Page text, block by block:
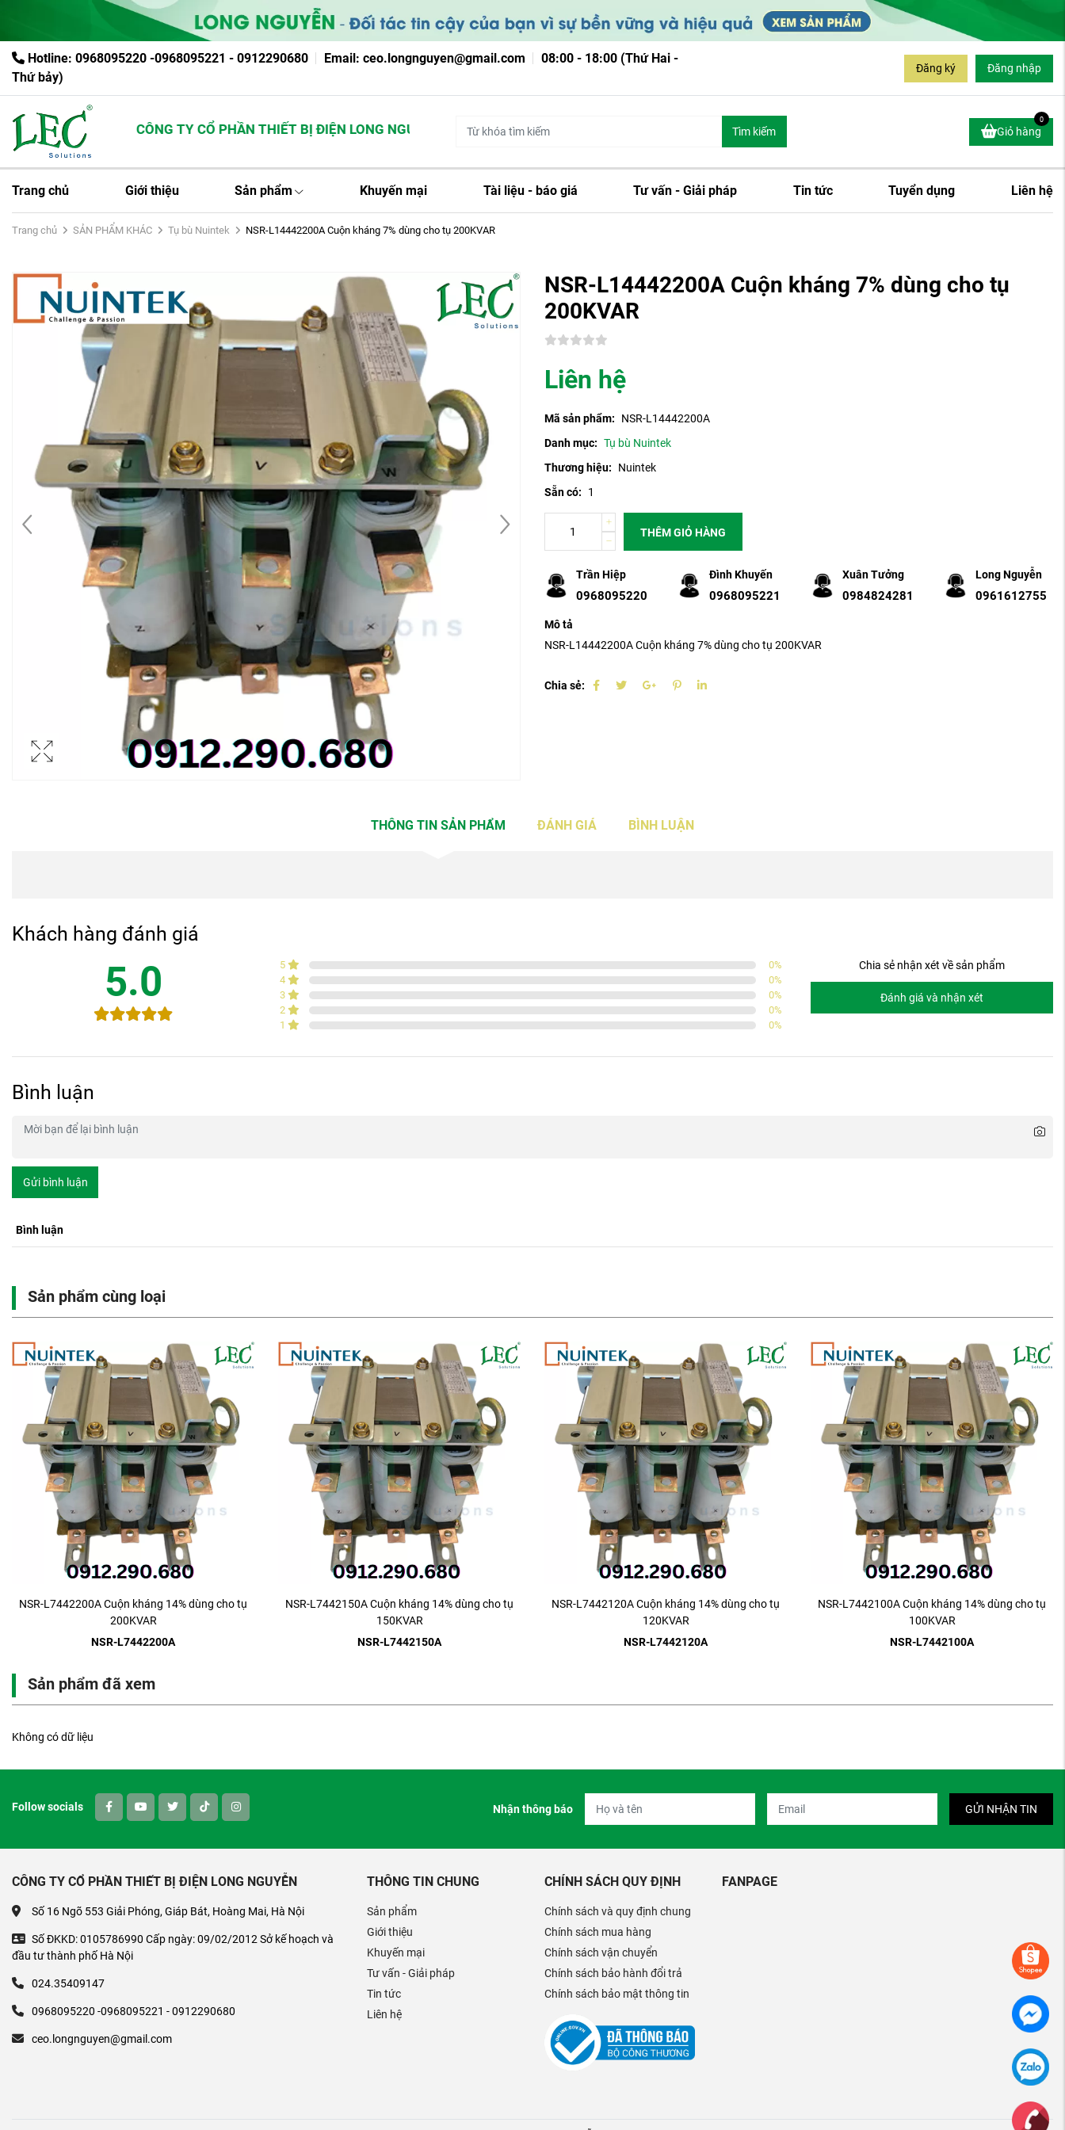
Hotline: 0968095220 -0968095221 - 0912290680 Email: ceo.longnguyen@gmail.com
08:00 - 18:00 (Thứ Hai -
Thứ bảy)
Đăng ký Đăng nhập
CÔNG TY CỔ PHẦN THIẾT BỊ ĐIỆN LONG NGUYỄN Tìm kiếm Giỏ hàng
0
Trang chủ Giới thiệu Sản phẩm Khuyến mại Tài liệu - báo giá Tư vấn - Giải pháp Tin tức Tuyển dụng Liên hệ
Trang chủ SẢN PHẨM KHÁC Tụ bù Nuintek NSR-L14442200A Cuộn kháng 7% dùng cho tụ 200KVAR
NSR-L14442200A Cuộn kháng 7% dùng cho tụ
200KVAR
Liên hệ
Mã sản phẩm:
NSR-L14442200A
Danh mục: Tụ bù Nuintek
Thương hiệu:
Nuintek
Sẵn có:
1
THÊM GIỎ HÀNG
Trần Hiệp
0968095220
Đình Khuyến
0968095221
Xuân Tưởng
0984824281
Long Nguyễn
0961612755
Mô tả
NSR-L14442200A Cuộn kháng 7% dùng cho tụ 200KVAR
Chia sẻ:
THÔNG TIN SẢN PHẨM ĐÁNH GIÁ BÌNH LUẬN
Khách hàng đánh giá
5.0 5 0%
4
0%
3
0%
2
0%
1
0%
Chia sẻ nhận xét về sản phẩm
Đánh giá và nhận xét
Bình luận
Gửi bình luận
Bình luận
Sản phẩm cùng loại
NSR-L7442200A Cuộn kháng 14% dùng cho tụ
200KVAR
NSR-L7442200A
NSR-L7442150A Cuộn kháng 14% dùng cho tụ
150KVAR
NSR-L7442150A
NSR-L7442120A Cuộn kháng 14% dùng cho tụ
120KVAR
NSR-L7442120A
NSR-L7442100A Cuộn kháng 14% dùng cho tụ
100KVAR
NSR-L7442100A
Sản phẩm đã xem
Không có dữ liệu
Follow socials Nhận thông báo GỬI NHẬN TIN
CÔNG TY CỔ PHẦN THIẾT BỊ ĐIỆN LONG NGUYỄN
Số 16 Ngõ 553 Giải Phóng, Giáp Bát, Hoàng Mai, Hà Nội
Số ĐKKD: 0105786990 Cấp ngày: 09/02/2012 Sở kế hoạch và
đầu tư thành phố Hà Nội
024.35409147
0968095220 -0968095221 - 0912290680
ceo.longnguyen@gmail.com
THÔNG TIN CHUNG
Sản phẩm
Giới thiệu
Khuyến mại
Tư vấn - Giải pháp
Tin tức
Liên hệ
CHÍNH SÁCH QUY ĐỊNH
Chính sách và quy định chung
Chính sách mua hàng
Chính sách vận chuyển
Chính sách bảo hành đổi trả
Chính sách bảo mật thông tin
FANPAGE